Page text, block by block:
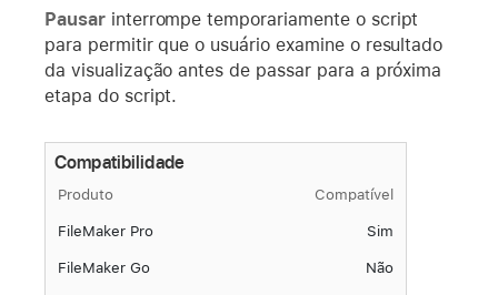
Pausarinterrompe temporariamente o script
para permitir que o usuário examine o resultado
da visualização antes de passar para a próxima
etapa do script.
Compatibilidade
Produto Compatível
FileMaker Pro Sim
FileMaker Go Não